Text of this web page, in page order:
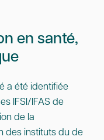
en santé,
a été identifiée
IFSI/IFAS de
de la
des instituts du de